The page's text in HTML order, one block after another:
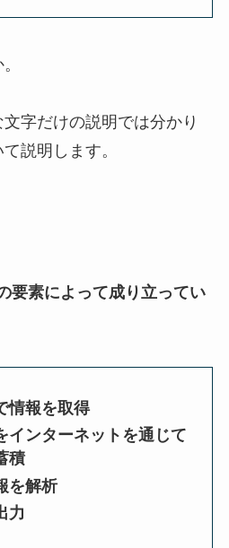
字だけの説明では分かり
説明します。
要素によって成り立ってい
情報を取得
インターネットを通じて
積
を解析
力